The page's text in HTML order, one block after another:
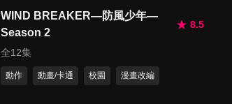
WIND BREAKER—防風少年—
Season 2
8.5
全12集
動作 動畫/卡通 校園 漫畫改編